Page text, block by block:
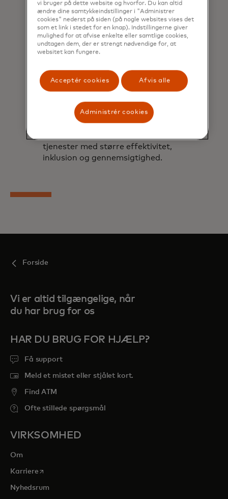
Hvidbog
G2P-betalinger
Ved at udnytte fremskridt inden for
digitale betalingssystemer og
effektivt bruge dataindsigt kan
regeringer opbygge tillid hos
tjenester med større effektivitet,
inklusion og gennemsigtighed.
Forside
Vi er altid tilgængelige, når
du har brug for os
HAR DU BRUG FOR HJÆLP?
Få support
Meld et mistet eller stjålet kort.
Find ATM
Ofte stillede spørgsmål
VIRKSOMHED
Om
Karriereopens in a new tab
Nyhedsrum
vi bruger på dette website og hvorfor. Du kan altid
ændre dine samtykkeindstillinger i "Administrer
cookies" nederst på siden (på nogle websites vises det
som et link i stedet for en knap). Indstillingerne giver
mulighed for at afvise enkelte eller samtlige cookies,
undtagen dem, der er strengt nødvendige for, at
websitet kan fungere.
Acceptér cookies Afvis alle
Administrér cookies